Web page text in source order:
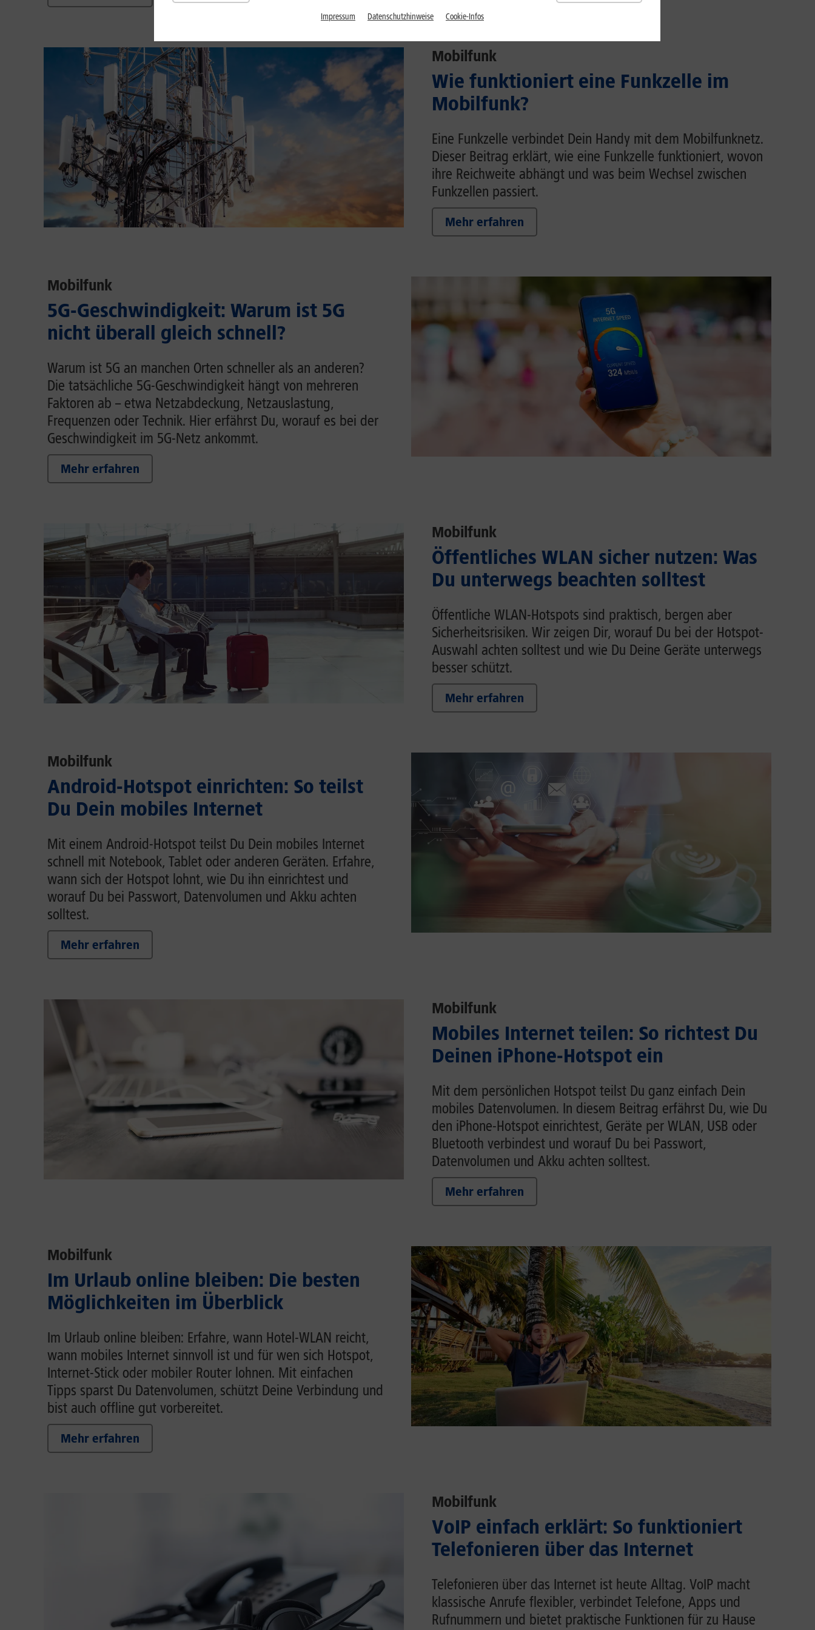
Mobilfunk
Wie funktioniert eine Funkzelle im
Mobilfunk?
Eine Funkzelle verbindet Dein Handy mit dem Mobilfunknetz.
Dieser Beitrag erklärt, wie eine Funkzelle funktioniert, wovon
ihre Reichweite abhängt und was beim Wechsel zwischen
Funkzellen passiert.
Mehr erfahren
Mobilfunk
5G-Geschwindigkeit: Warum ist 5G
nicht überall gleich schnell?
Warum ist 5G an manchen Orten schneller als an anderen?
Die tatsächliche 5G-Geschwindigkeit hängt von mehreren
Faktoren ab – etwa Netzabdeckung, Netzauslastung,
Frequenzen oder Technik. Hier erfährst Du, worauf es bei der
Geschwindigkeit im 5G-Netz ankommt.
Mehr erfahren
Mobilfunk
Öffentliches WLAN sicher nutzen: Was
Du unterwegs beachten solltest
Öffentliche WLAN-Hotspots sind praktisch, bergen aber
Sicherheitsrisiken. Wir zeigen Dir, worauf Du bei der Hotspot-
Auswahl achten solltest und wie Du Deine Geräte unterwegs
besser schützt.
Mehr erfahren
Mobilfunk
Android-Hotspot einrichten: So teilst
Du Dein mobiles Internet
Mit einem Android-Hotspot teilst Du Dein mobiles Internet
schnell mit Notebook, Tablet oder anderen Geräten. Erfahre,
wann sich der Hotspot lohnt, wie Du ihn einrichtest und
worauf Du bei Passwort, Datenvolumen und Akku achten
solltest.
Mehr erfahren
Mobilfunk
Mobiles Internet teilen: So richtest Du
Deinen iPhone-Hotspot ein
Mit dem persönlichen Hotspot teilst Du ganz einfach Dein
mobiles Datenvolumen. In diesem Beitrag erfährst Du, wie Du
den iPhone-Hotspot einrichtest, Geräte per WLAN, USB oder
Bluetooth verbindest und worauf Du bei Passwort,
Datenvolumen und Akku achten solltest.
Mehr erfahren
Mobilfunk
Im Urlaub online bleiben: Die besten
Möglichkeiten im Überblick
Im Urlaub online bleiben: Erfahre, wann Hotel-WLAN reicht,
wann mobiles Internet sinnvoll ist und für wen sich Hotspot,
Internet-Stick oder mobiler Router lohnen. Mit einfachen
Tipps sparst Du Datenvolumen, schützt Deine Verbindung und
bist auch offline gut vorbereitet.
Mehr erfahren
Mobilfunk
VoIP einfach erklärt: So funktioniert
Telefonieren über das Internet
Telefonieren über das Internet ist heute Alltag. VoIP macht
klassische Anrufe flexibler, verbindet Telefone, Apps und
Rufnummern und bietet praktische Funktionen für zu Hause
Impressum Datenschutzhinweise Cookie-Infos